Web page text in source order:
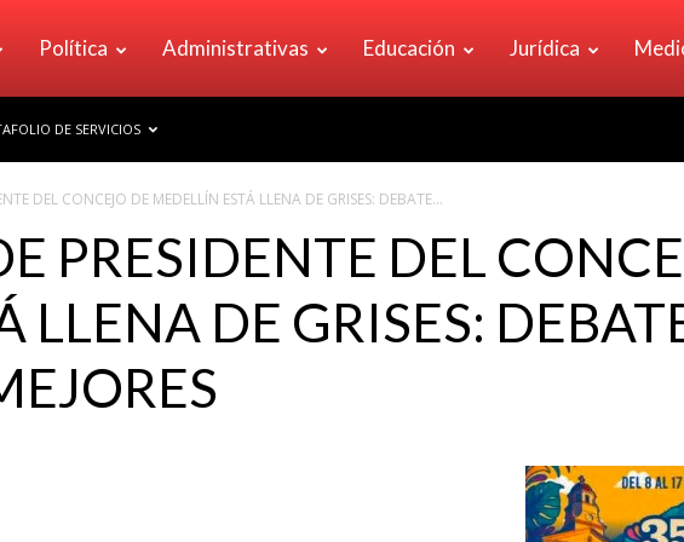
Política Administrativas Educación Jurídica
DE SERVICIOS
DEL CONCEJO DE MEDELLÍN ESTÁ LLENA DE GRISES: DEBATE...
PRESIDENTE DEL
LLENA DE GRISES: